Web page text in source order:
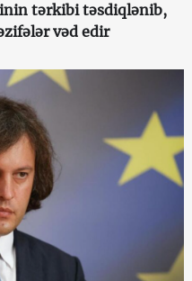
tərkibi təsdiqlənib,
vəd edir